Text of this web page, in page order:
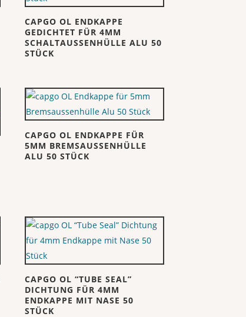
CAPGO OL ENDKAPPE
GEDICHTET FÜR 4MM
SCHALTAUSSENHÜLLE ALU 50
STÜCK
CAPGO OL ENDKAPPE FÜR
5MM BREMSAUSSENHÜLLE
ALU 50 STÜCK
CAPGO OL “TUBE SEAL”
DICHTUNG FÜR 4MM
ENDKAPPE MIT NASE 50
STÜCK